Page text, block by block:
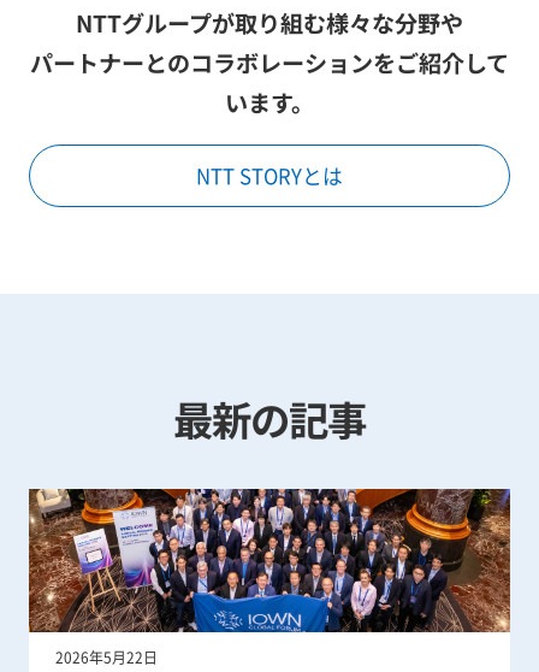
NTTグループが取り組む様々な分野や
パートナーとのコラボレーションをご紹介して
います。
NTT STORYとは
最新の記事
2026年5月22日